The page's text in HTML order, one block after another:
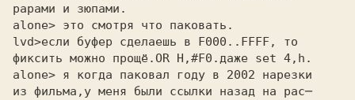
рарами и зюпами.
alone> это смотря что паковать.
lvd>
фиксить можно прощё.OR H,#F0.даже set 4,h.
alone> я когда паковал году в 2002 нарезки
из фильма,у меня были ссылки назад на рас─